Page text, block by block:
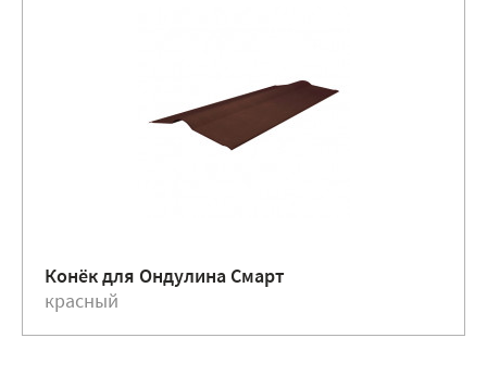
Конёк для Ондулина Смарт
красный